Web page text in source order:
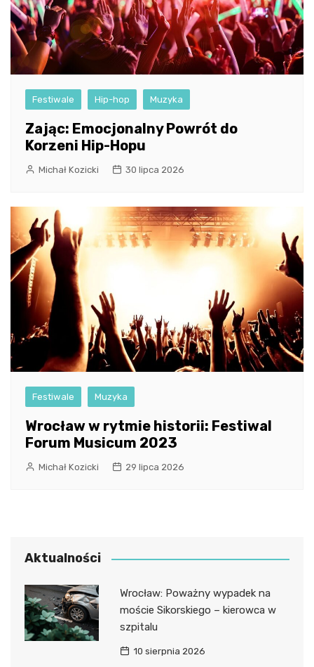
Festiwale Hip-hop Muzyka
Zając: Emocjonalny Powrót do
Korzeni Hip-Hopu
Michał Kozicki 30 lipca 2026
Festiwale Muzyka
Wrocław w rytmie historii: Festiwal
Forum Musicum 2023
Michał Kozicki 29 lipca 2026
Aktualności
Wrocław: Poważny wypadek na
moście Sikorskiego – kierowca w
szpitalu
10 sierpnia 2026